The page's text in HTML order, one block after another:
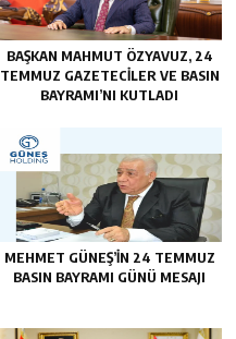
BAŞKAN MAHMUT ÖZYAVUZ, 24
TEMMUZ GAZETECILER VE BASIN
BAYRAMI’NI KUTLADI
MEHMET GÜNEŞ’İN 24 TEMMUZ
BASIN BAYRAMI GÜNÜ MESAJI